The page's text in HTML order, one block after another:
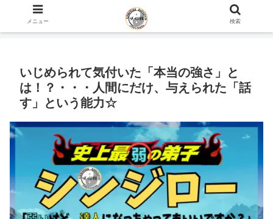
ホーム 史上最弱の弟子のブログ
いじめられて気付いた「本当の強さ」と
は！？・・・人間にだけ、与えられた「話
す」という能力☆
メニュー 検索